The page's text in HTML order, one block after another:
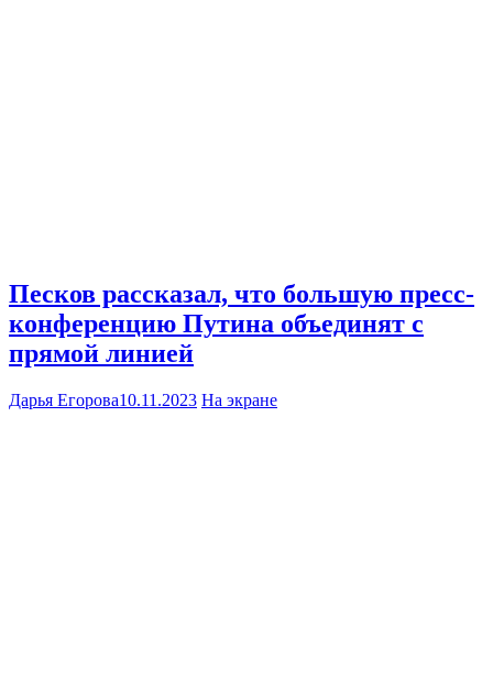
Песков рассказал, что большую пресс-
конференцию Путина объединят с
прямой линией
Дарья Егорова10.11.2023 На экране